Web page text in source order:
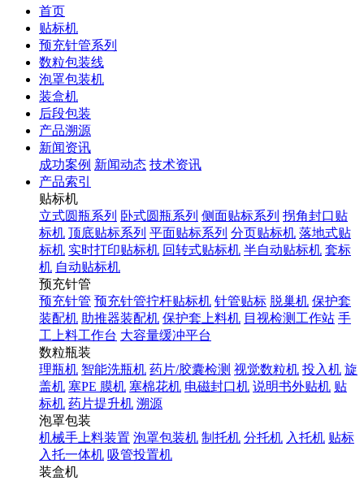
首页
贴标机
预充针管系列
数粒包装线
泡罩包装机
装盒机
后段包装
产品溯源
新闻资讯
成功案例 新闻动态 技术资讯
产品索引
贴标机
立式圆瓶系列 卧式圆瓶系列 侧面贴标系列 拐角封口贴
标机 顶底贴标系列 平面贴标系列 分页贴标机 落地式贴
标机 实时打印贴标机 回转式贴标机 半自动贴标机 套标
机 自动贴标机
预充针管
预充针管 预充针管拧杆贴标机 针管贴标 脱巢机 保护套
装配机 助推器装配机 保护套上料机 目视检测工作站 手
工上料工作台 大容量缓冲平台
数粒瓶装
理瓶机 智能洗瓶机 药片/胶囊检测 视觉数粒机 投入机 旋
盖机 塞PE 膜机 塞棉花机 电磁封口机 说明书外贴机 贴
标机 药片提升机 溯源
泡罩包装
机械手上料装置 泡罩包装机 制托机 分托机 入托机 贴标
入托一体机 吸管投置机
装盒机